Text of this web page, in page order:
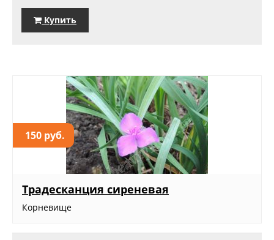
Купить
150 руб.
Традесканция сиреневая
Корневище